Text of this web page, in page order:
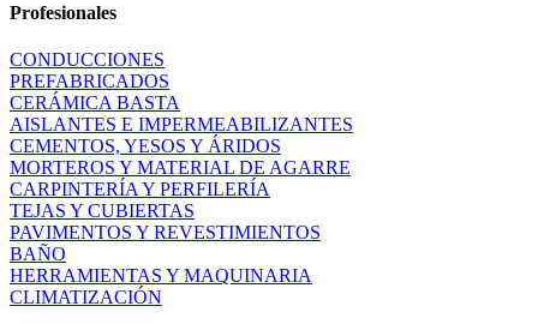
Profesionales
CONDUCCIONES
PREFABRICADOS
CERÁMICA BASTA
AISLANTES E IMPERMEABILIZANTES
CEMENTOS, YESOS Y ÁRIDOS
MORTEROS Y MATERIAL DE AGARRE
CARPINTERÍA Y PERFILERÍA
TEJAS Y CUBIERTAS
PAVIMENTOS Y REVESTIMIENTOS
BAÑO
HERRAMIENTAS Y MAQUINARIA
CLIMATIZACIÓN